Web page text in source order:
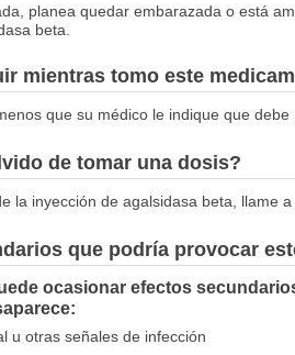
planea quedar embarazada o está
beta.
mientras tomo este
que su médico le indique que debe
de tomar una dosis?
la inyección de agalsidasa beta, llame
que podría provocar
ocasionar efectos
u otras señales de infección